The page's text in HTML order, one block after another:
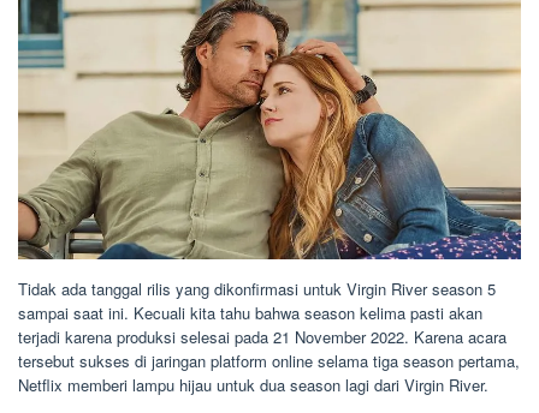
Tidak ada tanggal rilis yang dikonfirmasi untuk Virgin River season 5
sampai saat ini. Kecuali kita tahu bahwa season kelima pasti akan
terjadi karena produksi selesai pada 21 November 2022. Karena acara
tersebut sukses di jaringan platform online selama tiga season pertama,
Netflix memberi lampu hijau untuk dua season lagi dari Virgin River.